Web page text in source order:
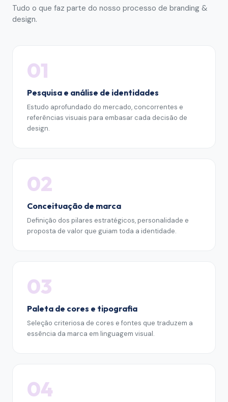
Tudo o que faz parte do nosso processo de branding &
design.
01
Pesquisa e análise de identidades
Estudo aprofundado do mercado, concorrentes e
referências visuais para embasar cada decisão de
design.
02
Conceituação de marca
Definição dos pilares estratégicos, personalidade e
proposta de valor que guiam toda a identidade.
03
Paleta de cores e tipografia
Seleção criteriosa de cores e fontes que traduzem a
essência da marca em linguagem visual.
04